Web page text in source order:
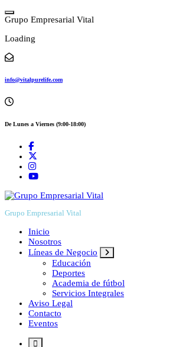
Skip
to
Grupo Empresarial Vital
Loading
info@vitalpurelife.com
De Lunes a Viernes (9:00-18:00)
Grupo Empresarial Vital
Inicio
Nosotros
Líneas de Negocio
Educación
Deportes
Academia de fútbol
Servicios Integrales
Aviso Legal
Contacto
Eventos